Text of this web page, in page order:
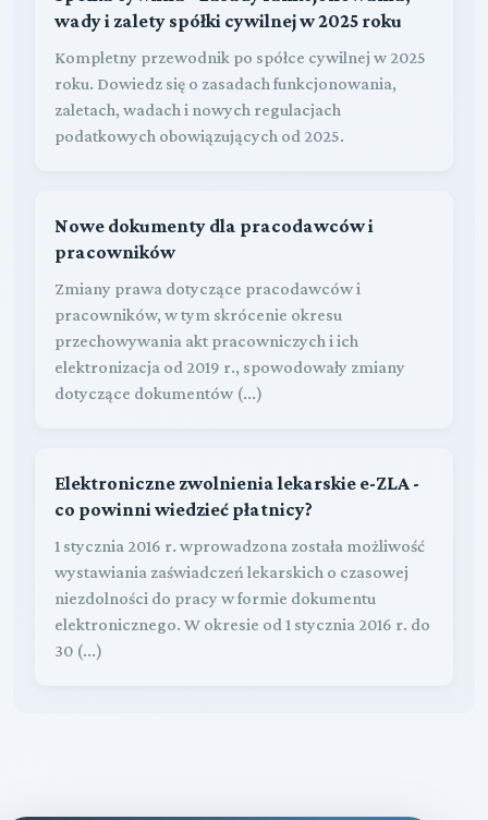
wady i zalety spółki cywilnej w 2025 roku
Kompletny przewodnik po spółce cywilnej w 2025
roku. Dowiedz się o zasadach funkcjonowania,
zaletach, wadach i nowych regulacjach
podatkowych obowiązujących od 2025.
Nowe dokumenty dla pracodawców i
pracowników
Zmiany prawa dotyczące pracodawców i
pracowników, w tym skrócenie okresu
przechowywania akt pracowniczych i ich
elektronizacja od 2019 r., spowodowały zmiany
dotyczące dokumentów (...)
Elektroniczne zwolnienia lekarskie e-ZLA -
co powinni wiedzieć płatnicy?
1 stycznia 2016 r. wprowadzona została możliwość
wystawiania zaświadczeń lekarskich o czasowej
niezdolności do pracy w formie dokumentu
elektronicznego. W okresie od 1 stycznia 2016 r. do
30 (...)